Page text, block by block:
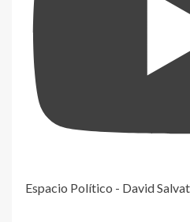
Espacio Político - David